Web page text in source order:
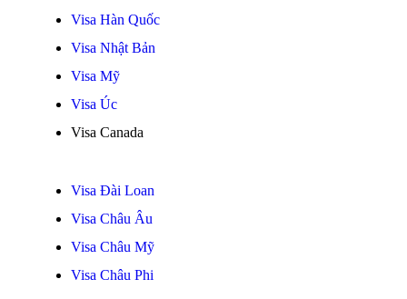
Visa Hàn Quốc
Visa Nhật Bản
Visa Mỹ
Visa Úc
Visa Canada
Visa Đài Loan
Visa Châu Âu
Visa Châu Mỹ
Visa Châu Phi